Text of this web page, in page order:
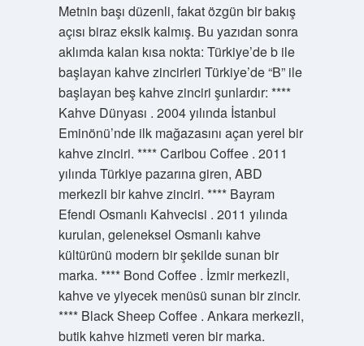
Metnin başı düzenli, fakat özgün bir bakış
açısı biraz eksik kalmış. Bu yazıdan sonra
aklımda kalan kısa nokta: Türkiye’de b ile
başlayan kahve zincirleri Türkiye’de “B” ile
başlayan beş kahve zinciri şunlardır: ****
Kahve Dünyası . 2004 yılında İstanbul
Eminönü’nde ilk mağazasını açan yerel bir
kahve zinciri. **** Caribou Coffee . 2011
yılında Türkiye pazarına giren, ABD
merkezli bir kahve zinciri. **** Bayram
Efendi Osmanlı Kahvecisi . 2011 yılında
kurulan, geleneksel Osmanlı kahve
kültürünü modern bir şekilde sunan bir
marka. **** Bond Coffee . İzmir merkezli,
kahve ve yiyecek menüsü sunan bir zincir.
**** Black Sheep Coffee . Ankara merkezli,
butik kahve hizmeti veren bir marka.